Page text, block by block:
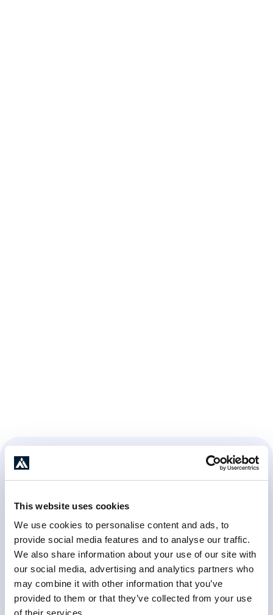
This website uses cookies
We use cookies to personalise content and ads, to
provide social media features and to analyse our traffic.
We also share information about your use of our site with
our social media, advertising and analytics partners who
may combine it with other information that you’ve
provided to them or that they’ve collected from your use
of their services.
01
Bootcamp
Une session dispensée à plus de 50 leaders